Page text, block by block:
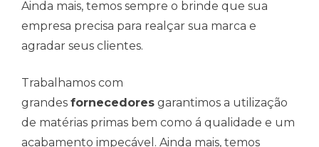
Ainda mais, temos sempre o brinde que sua
empresa precisa para realçar sua marca e
agradar seus clientes.
Trabalhamos com
grandes fornecedores garantimos a utilização
de matérias primas bem como á qualidade e um
acabamento impecável. Ainda mais, temos